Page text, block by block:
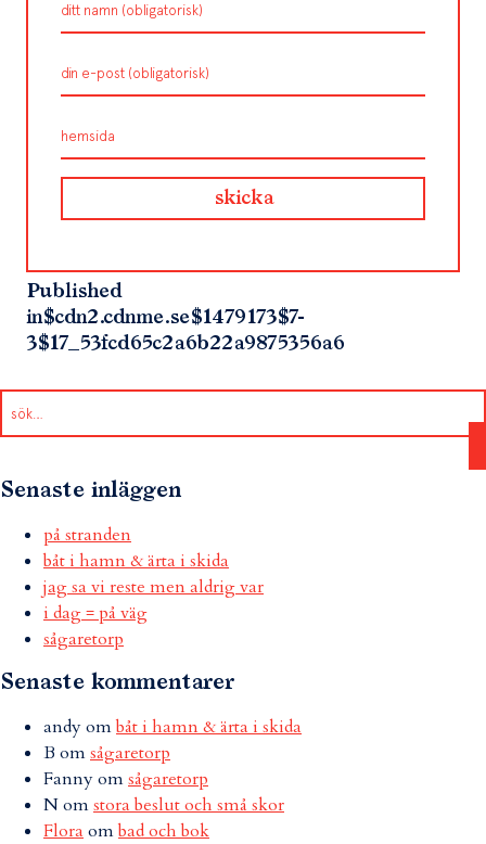
Published
in$cdn2.cdnme.se$1479173$7-
3$17_53fcd65c2a6b22a9875356a6
Senaste inläggen
på stranden
båt i hamn & ärta i skida
jag sa vi reste men aldrig var
i dag = på väg
sågaretorp
Senaste kommentarer
andyombåt i hamn & ärta i skida
B omsågaretorp
Fannyomsågaretorp
Nomstora beslut och små skor
Flora ombad och bok